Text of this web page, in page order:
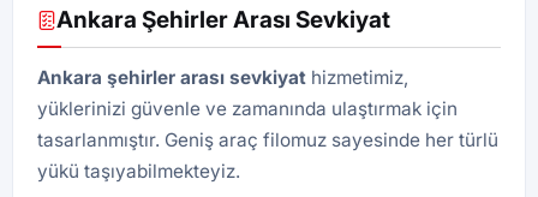
Ankara Şehirler Arası Sevkiyat
Ankara şehirler arası sevkiyat hizmetimiz,
yüklerinizi güvenle ve zamanında ulaştırmak için
tasarlanmıştır. Geniş araç filomuz sayesinde her türlü
yükü taşıyabilmekteyiz.